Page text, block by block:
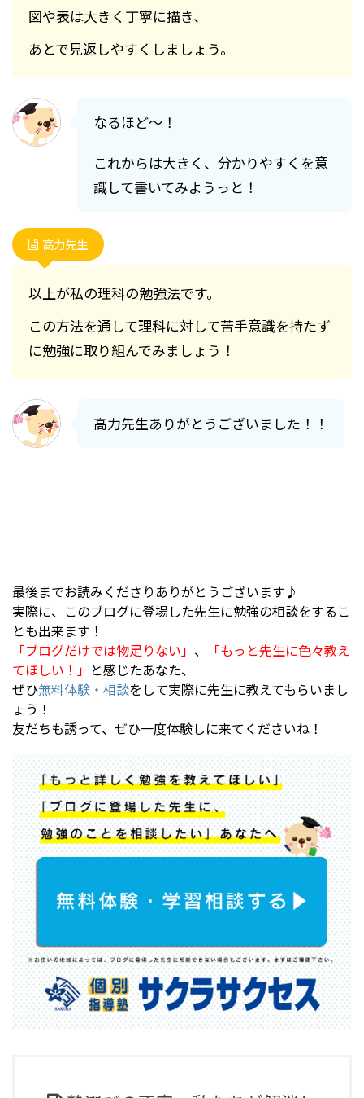
図や表は大きく丁寧に描き、
あとで見返しやすくしましょう。
なるほど～！
これからは大きく、分かりやすくを意
識して書いてみようっと！
高力先生
以上が私の理科の勉強法です。
この方法を通して理科に対して苦手意識を持たず
に勉強に取り組んでみましょう！
高力先生ありがとうございました！！
最後までお読みくださりありがとうございます♪
実際に、このブログに登場した先生に勉強の相談をするこ
とも出来ます！
「ブログだけでは物足りない」 、
「もっと先生に色々教え
てほしい！」 と感じたあなた、
ぜひ無料体験・相談をして実際に先生に教えてもらいまし
ょう！
友だちも誘って、ぜひ一度体験しに来てくださいね！